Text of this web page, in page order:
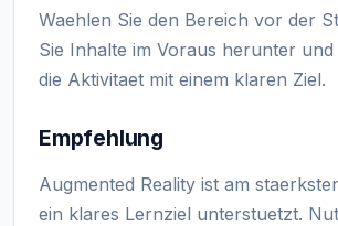
Waehlen Sie den Bereich vor der
Sie Inhalte im Voraus herunter
die Aktivitaet mit einem klaren Ziel.
Empfehlung
Augmented Reality ist am
ein klares Lernziel unterstuetzt.